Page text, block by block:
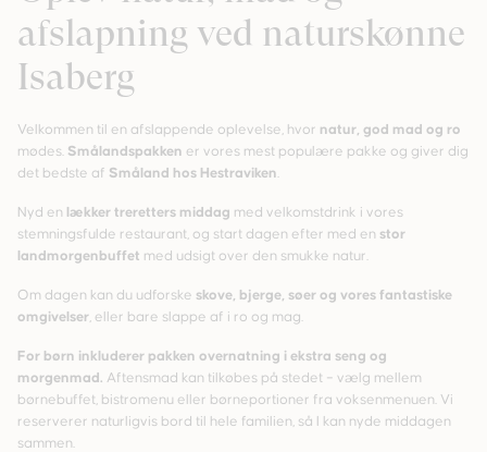
afslapning ved naturskønne
Isaberg
Velkommen til en afslappende oplevelse, hvor natur, god mad og ro
mødes. Smålandspakken er vores mest populære pakke og giver dig
det bedste af Småland hos Hestraviken.
Nyd en lækker treretters middag med velkomstdrink i vores
stemningsfulde restaurant, og start dagen efter med en stor
landmorgenbuffet med udsigt over den smukke natur.
Om dagen kan du udforske skove, bjerge, søer og vores fantastiske
omgivelser, eller bare slappe af i ro og mag.
For børn inkluderer pakken overnatning i ekstra seng og
morgenmad. Aftensmad kan tilkøbes på stedet – vælg mellem
børnebuffet, bistromenu eller børneportioner fra voksenmenuen. Vi
reserverer naturligvis bord til hele familien, så I kan nyde middagen
sammen.